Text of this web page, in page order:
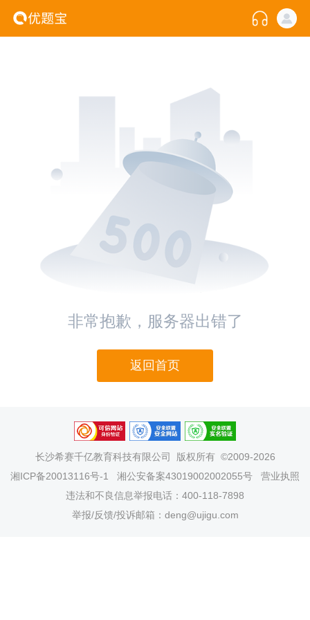
非常抱歉，服务器出错了
返回首页
长沙希赛千亿教育科技有限公司
版权所有 ©2009-2026
湘ICP备20013116号-1
湘公安备案43019002002055号
营业执照
违法和不良信息举报电话：400-118-7898
举报/反馈/投诉邮箱：deng@ujigu.com